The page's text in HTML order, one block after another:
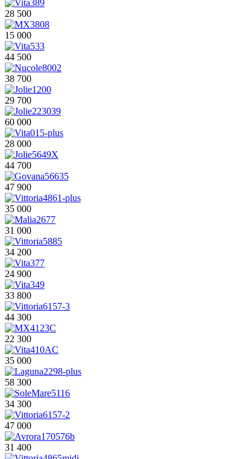
28 500
15 000
44 500
38 700
29 700
60 000
28 000
44 700
47 900
35 000
31 000
34 200
24 900
33 800
44 300
22 300
35 000
58 300
34 300
47 000
31 400